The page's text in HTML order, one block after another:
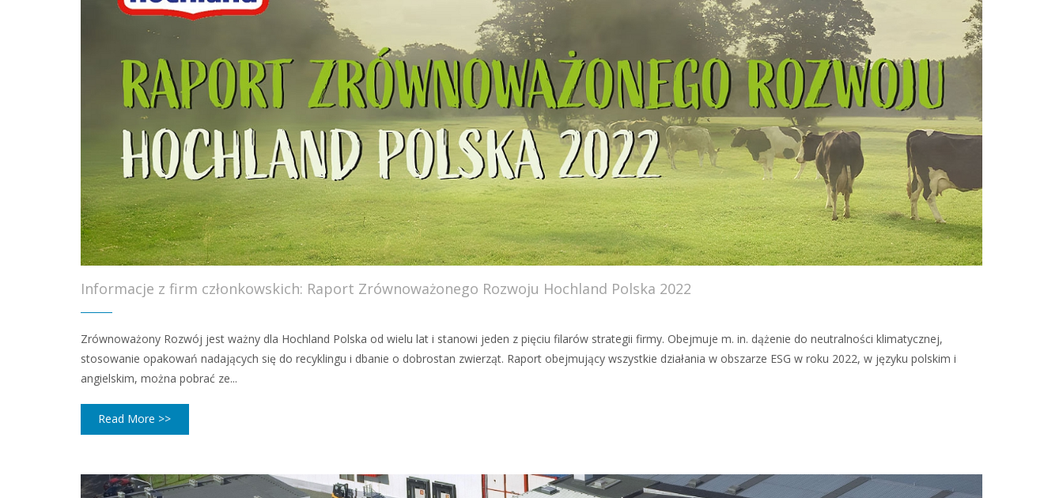
Informacje z firm członkowskich: Raport Zrównoważonego Rozwoju Hochland Polska 2022
Zrównoważony Rozwój jest ważny dla Hochland Polska od wielu lat i stanowi jeden z pięciu filarów strategii firmy. Obejmuje m. in. dążenie do neutralności klimatycznej,
stosowanie opakowań nadających się do recyklingu i dbanie o dobrostan zwierząt. Raport obejmujący wszystkie działania w obszarze ESG w roku 2022, w języku polskim i
angielskim, można pobrać ze...
Read More >>